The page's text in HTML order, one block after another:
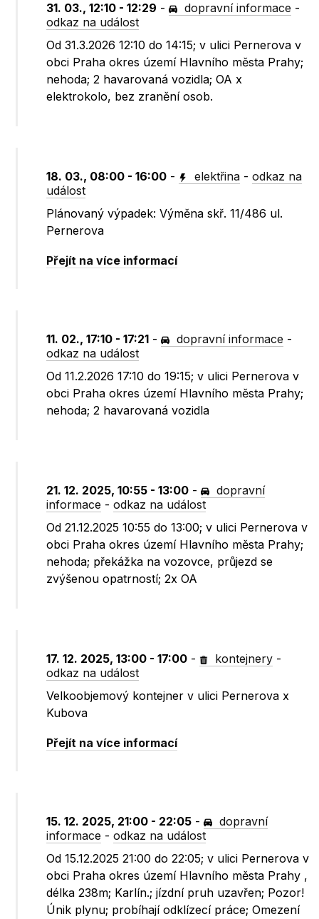
31. 03., 12:10 - 12:29 - dopravní informace -
odkaz na událost
Od 31.3.2026 12:10 do 14:15; v ulici Pernerova v
obci Praha okres území Hlavního města Prahy;
nehoda; 2 havarovaná vozidla; OA x
elektrokolo, bez zranění osob.
18. 03., 08:00 - 16:00 - elektřina -odkaz na
událost
Plánovaný výpadek: Výměna skř. 11/486 ul.
Pernerova
Přejít na více informací
11. 02., 17:10 - 17:21 - dopravní informace -
odkaz na událost
Od 11.2.2026 17:10 do 19:15; v ulici Pernerova v
obci Praha okres území Hlavního města Prahy;
nehoda; 2 havarovaná vozidla
21. 12. 2025, 10:55 - 13:00 -
dopravní
informace -odkaz na událost
Od 21.12.2025 10:55 do 13:00; v ulici Pernerova v
obci Praha okres území Hlavního města Prahy;
nehoda; překážka na vozovce, průjezd se
zvýšenou opatrností; 2x OA
17. 12. 2025, 13:00 - 17:00 - kontejnery -
odkaz na událost
Velkoobjemový kontejner v ulici Pernerova x
Kubova
Přejít na více informací
15. 12. 2025, 21:00 - 22:05 -
dopravní
informace -odkaz na událost
Od 15.12.2025 21:00 do 22:05; v ulici Pernerova v
obci Praha okres území Hlavního města Prahy ,
délka 238m; Karlín.; jízdní pruh uzavřen; Pozor!
Únik plynu; probíhají odklízecí práce; Omezení